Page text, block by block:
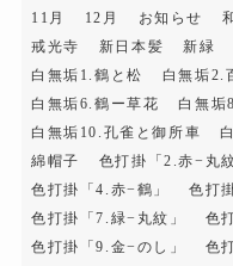
11月
12月 お知らせ
戒光寺
新日本髪 新緑
白無垢1.鶴と松
白無垢2.
白無垢6.鶴ー草花
白無垢
白無垢10.孔雀と御所車
綿帽子
色打掛「2.赤−丸紋
色打掛「4.赤−鶴」
色打
色打掛「7.緑−丸紋」
色
色打掛「9.金−のし」
色